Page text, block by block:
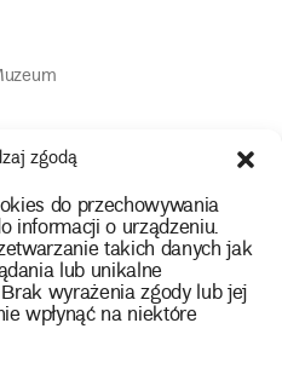
zgodą
do przechowywania
informacji o urządzeniu.
takich danych jak
lub unikalne
wyrażenia zgody lub jej
wpłynąć na niektóre